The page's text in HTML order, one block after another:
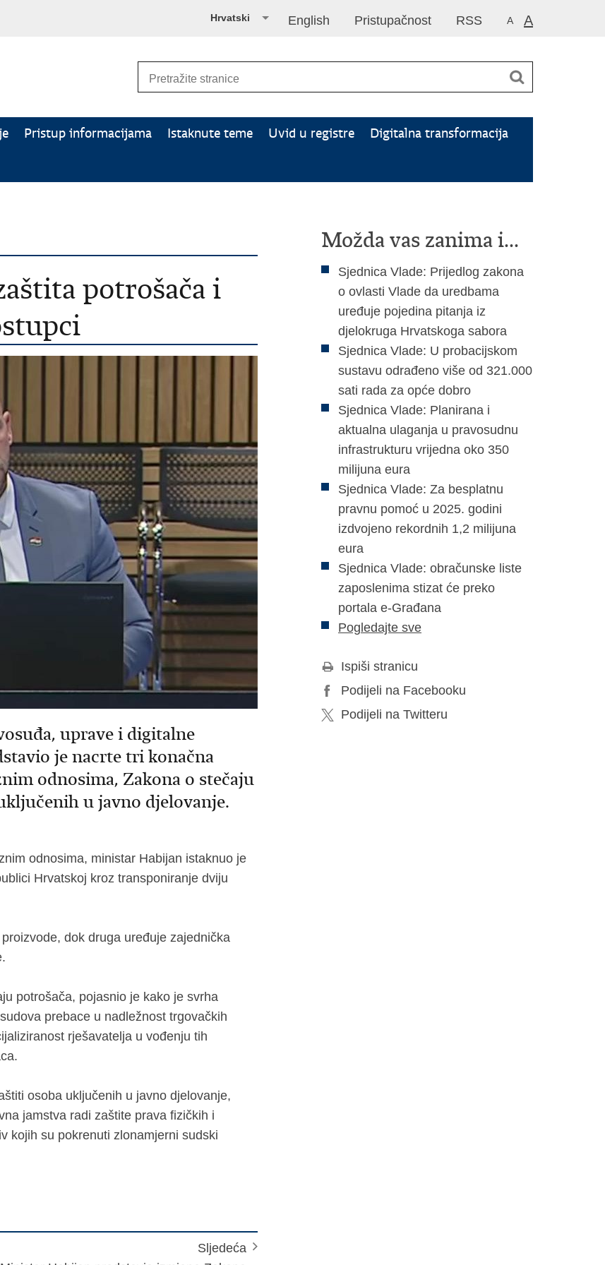
A A
RSS
Pristupačnost
English
Hrvatski
Pristup informacijama Istaknute teme Uvid u registre
Digitalna transformacija
potrošača i
uprave i digitalne
je nacrte tri konačna
odnosima, Zakona o stečaju
u javno djelovanje.
odnosima, ministar Habijan istaknuo je
Hrvatskoj kroz transponiranje dviju
dok druga uređuje zajednička
potrošača, pojasnio je kako je svrha
prebace u nadležnost trgovačkih
rješavatelja u vođenju tih
osoba uključenih u javno djelovanje,
jamstva radi zaštite prava fizičkih i
kojih su pokrenuti zlonamjerni sudski
Sljedeća
Možda vas zanima i...
Sjednica Vlade: Prijedlog zakona
o ovlasti Vlade da uredbama
uređuje pojedina pitanja iz
djelokruga Hrvatskoga sabora
Sjednica Vlade: U probacijskom
sustavu odrađeno više od 321.000
sati rada za opće dobro
Sjednica Vlade: Planirana i
aktualna ulaganja u pravosudnu
infrastrukturu vrijedna oko 350
milijuna eura
Sjednica Vlade: Za besplatnu
pravnu pomoć u 2025. godini
izdvojeno rekordnih 1,2 milijuna
eura
Sjednica Vlade: obračunske liste
zaposlenima stizat će preko
portala e-Građana
Pogledajte sve
Ispiši stranicu
Podijeli na Facebooku
Podijeli na Twitteru